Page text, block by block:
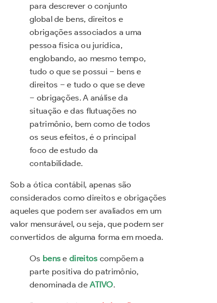
para descrever o conjunto
global de bens, direitos e
obrigações associados a uma
pessoa física ou jurídica,
englobando, ao mesmo tempo,
tudo o que se possui – bens e
direitos – e tudo o que se deve
– obrigações. A análise da
situação e das flutuações no
patrimônio, bem como de todos
os seus efeitos, é o principal
foco de estudo da
contabilidade.
Sob a ótica contábil, apenas são
considerados como direitos e obrigações
aqueles que podem ser avaliados em um
valor mensurável, ou seja, que podem ser
convertidos de alguma forma em moeda.
Os bens edireitos compõem a
parte positiva do patrimônio,
denominada deATIVO.